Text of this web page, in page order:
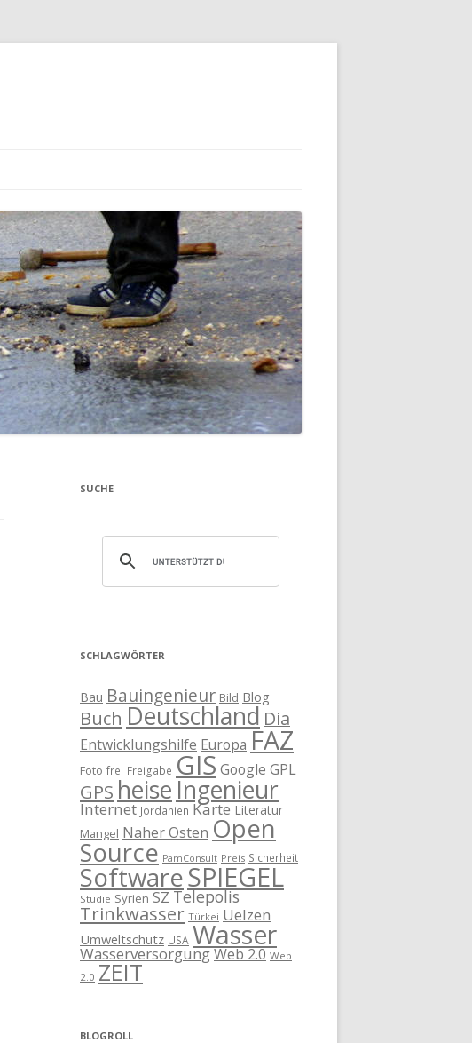
SUCHE
SCHLAGWÖRTER
Bau Bauingenieur Bild Blog
Buch Deutschland Dia
Entwicklungshilfe Europa FAZ
Foto frei Freigabe GIS Google GPL
GPS heise Ingenieur
Internet Jordanien Karte Literatur
Mangel Naher Osten Open
Source PamConsult Preis Sicherheit
SoftwareSPIEGEL
Studie Syrien SZ Telepolis
Trinkwasser Türkei Uelzen
Umweltschutz USA Wasser
WasserversorgungWeb 2.0 Web
2.0 ZEIT
BLOGROLL